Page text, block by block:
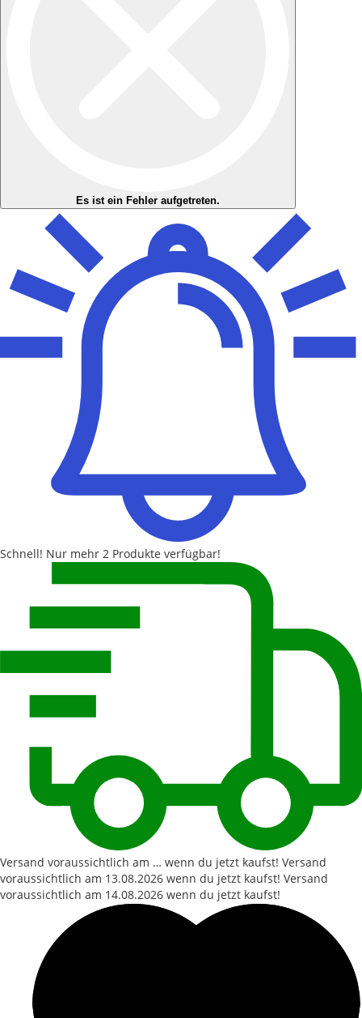
Es ist ein Fehler aufgetreten.
Schnell! Nur mehr 2 Produkte verfügbar!
Versand voraussichtlich am … wenn du jetzt kaufst! Versand
voraussichtlich am 13.08.2026 wenn du jetzt kaufst! Versand
voraussichtlich am 14.08.2026 wenn du jetzt kaufst!